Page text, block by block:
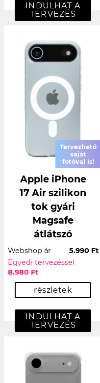
INDULHAT A
TERVEZÉS
Tervezhető
saját
fotóval is!
Apple iPhone
17 Air szilikon
tok gyári
Magsafe
átlátszó
Webshop ár
5.990 Ft
Egyedi tervezéssel
8.980 Ft
részletek
INDULHAT A
TERVEZÉS